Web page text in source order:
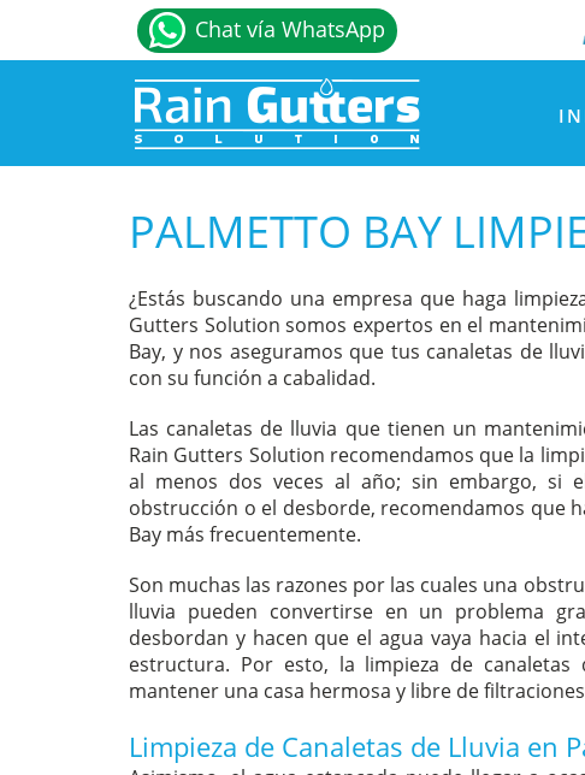
Chat vía WhatsApp
PALMETTO BAY
¿Estás buscando una empresa que haga
Gutters Solution somos expertos en el
Bay, y nos aseguramos que tus canaletas de
con su función a cabalidad.
Las canaletas de lluvia que tienen un
Rain Gutters Solution recomendamos que la
al menos dos veces al año; sin embargo, si
obstrucción o el desborde, recomendamos que
Bay más frecuentemente.
Son muchas las razones por las cuales una
lluvia pueden convertirse en un problema
desbordan y hacen que el agua vaya hacia el
estructura. Por esto, la limpieza de
mantener una casa hermosa y libre de
Limpieza de Canaletas de Lluvia en